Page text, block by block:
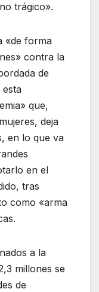
trágico».
«de forma
contra la
de
que,
deja
en lo que va
en el
tras
como «arma
a la
millones se
de